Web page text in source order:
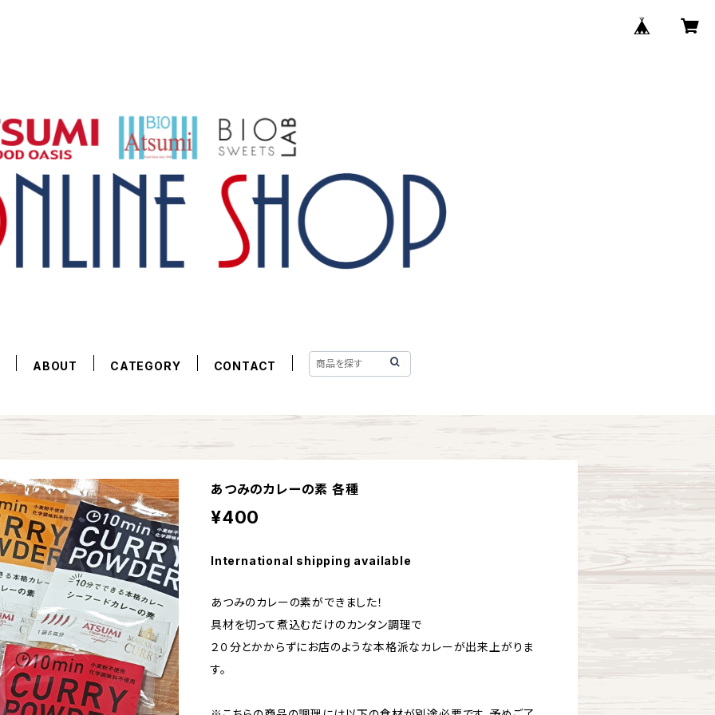
ABOUT CATEGORY CONTACT
あつみのカレーの素 各種
¥400
International shipping available
あつみのカレーの素ができました！
具材を切って煮込むだけのカンタン調理で
２０分とかからずにお店のような本格派なカレーが出来上がりま
す。